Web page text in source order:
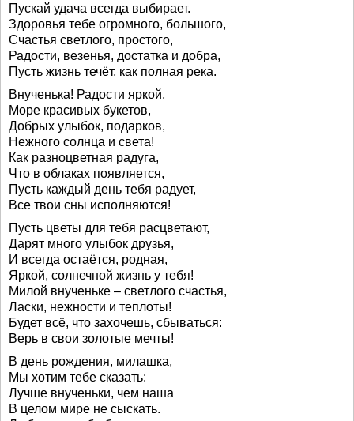
Пускай удача всегда выбирает.
Здоровья тебе огромного, большого,
Счастья светлого, простого,
Радости, везенья, достатка и добра,
Пусть жизнь течёт, как полная река.
Внученька! Радости яркой,
Море красивых букетов,
Добрых улыбок, подарков,
Нежного солнца и света!
Как разноцветная радуга,
Что в облаках появляется,
Пусть каждый день тебя радует,
Все твои сны исполняются!
Пусть цветы для тебя расцветают,
Дарят много улыбок друзья,
И всегда остаётся, родная,
Яркой, солнечной жизнь у тебя!
Милой внученьке – светлого счастья,
Ласки, нежности и теплоты!
Будет всё, что захочешь, сбываться:
Верь в свои золотые мечты!
В день рождения, милашка,
Мы хотим тебе сказать:
Лучше внученьки, чем наша
В целом мире не сыскать.